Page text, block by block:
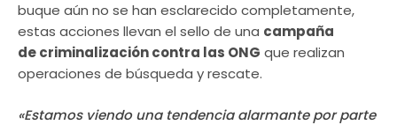
buque aún no se han esclarecido completamente,
estas acciones llevan el sello de una campaña
de criminalización contra las ONG que realizan
operaciones de búsqueda y rescate.
«Estamos viendo una tendencia alarmante por parte